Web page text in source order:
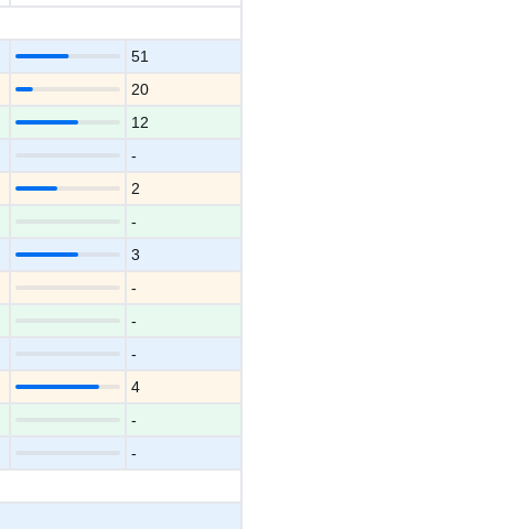
51
20
12
-
2
-
3
-
-
-
4
-
-